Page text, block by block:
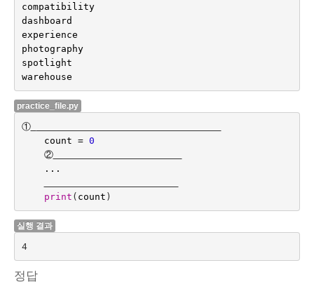
compatibility
dashboard
experience
photography
spotlight
warehouse
practice_file.py
①
count = 0
②
...
print ( count )
실행 결과
4
정답